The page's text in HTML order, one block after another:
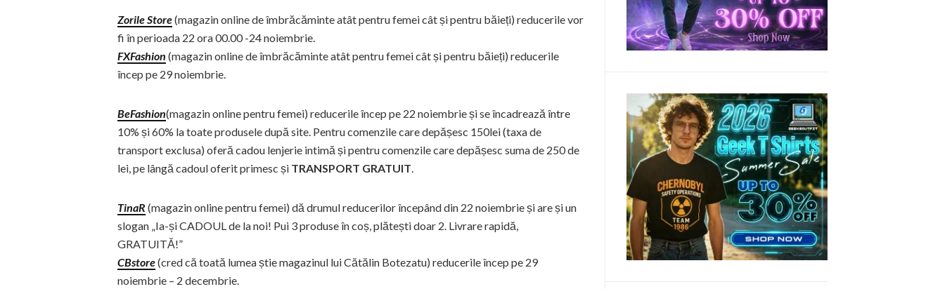
Zorile Store(magazin online de îmbrăcăminte atât pentru femei cât și pentru băieți) reducerile vor
fi în perioada 22 ora 00.00 -24 noiembrie.
FXFashion (magazin online de îmbrăcăminte atât pentru femei cât și pentru băieți) reducerile
încep pe 29 noiembrie.
BeFashion(magazin online pentru femei) reducerile încep pe 22 noiembrie și se încadrează între
10% și 60% la toate produsele după site. Pentru comenzile care depășesc 150lei (taxa de
transport exclusa) oferă cadou lenjerie intimă și pentru comenzile care depășesc suma de 250 de
lei, pe lângă cadoul oferit primesc și TRANSPORT GRATUIT.
TinaR (magazin online pentru femei) dă drumul reducerilor începând din 22 noiembrie și are și un
slogan „Ia-și CADOUL de la noi! Pui 3 produse în coș, plătești doar 2. Livrare rapidă,
GRATUITĂ!”
CBstore(cred că toată lumea știe magazinul lui Cătălin Botezatu) reducerile încep pe 29
noiembrie – 2 decembrie.